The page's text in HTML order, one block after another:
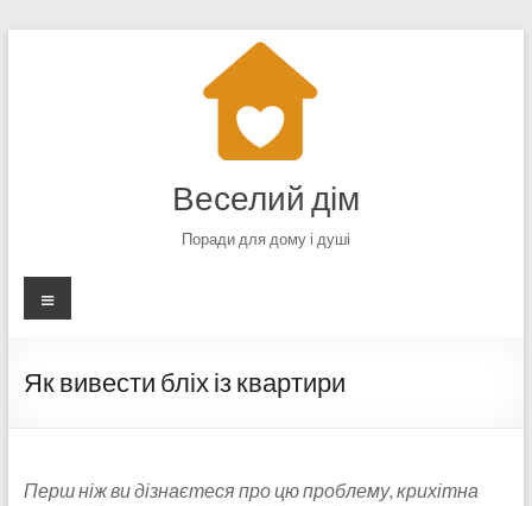
Веселий дім
Поради для дому і душі
Меню
Як вивести бліх із квартири
Перш ніж ви дізнаєтеся про цю проблему, крихітна